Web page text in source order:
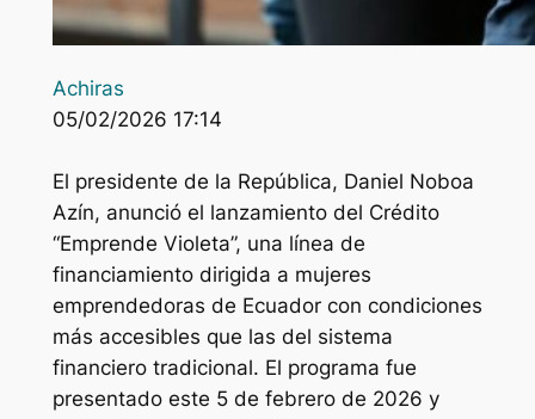
Achiras
05/02/2026 17:14
El presidente de la República, Daniel Noboa
Azín, anunció el lanzamiento del Crédito
“Emprende Violeta”, una línea de
financiamiento dirigida a mujeres
emprendedoras de Ecuador con condiciones
más accesibles que las del sistema
financiero tradicional. El programa fue
presentado este 5 de febrero de 2026 y